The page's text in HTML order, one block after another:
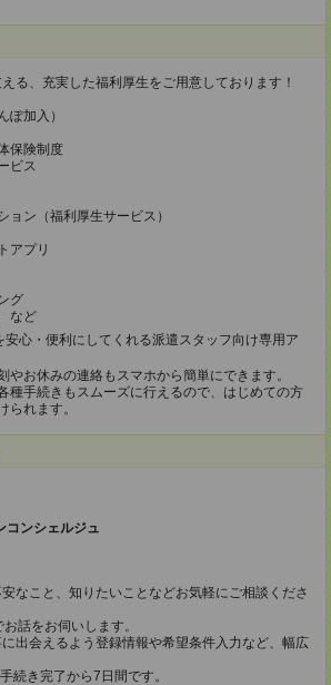
る、充実した福利厚生をご用意しております！
ぽ加入）
保険制度
ビス
ョン（福利厚生サービス）
アプリ
グ
など
安心・便利にしてくれる派遣スタッフ向け専用ア
やお休みの連絡もスマホから簡単にできます。
種手続きもスムーズに行えるので、はじめての方
られます。
コンシェルジュ
なこと、知りたいことなどお気軽にご相談くださ
話をお伺いします。
出会えるよう登録情報や希望条件入力など、幅広
続き完了から7日間です。